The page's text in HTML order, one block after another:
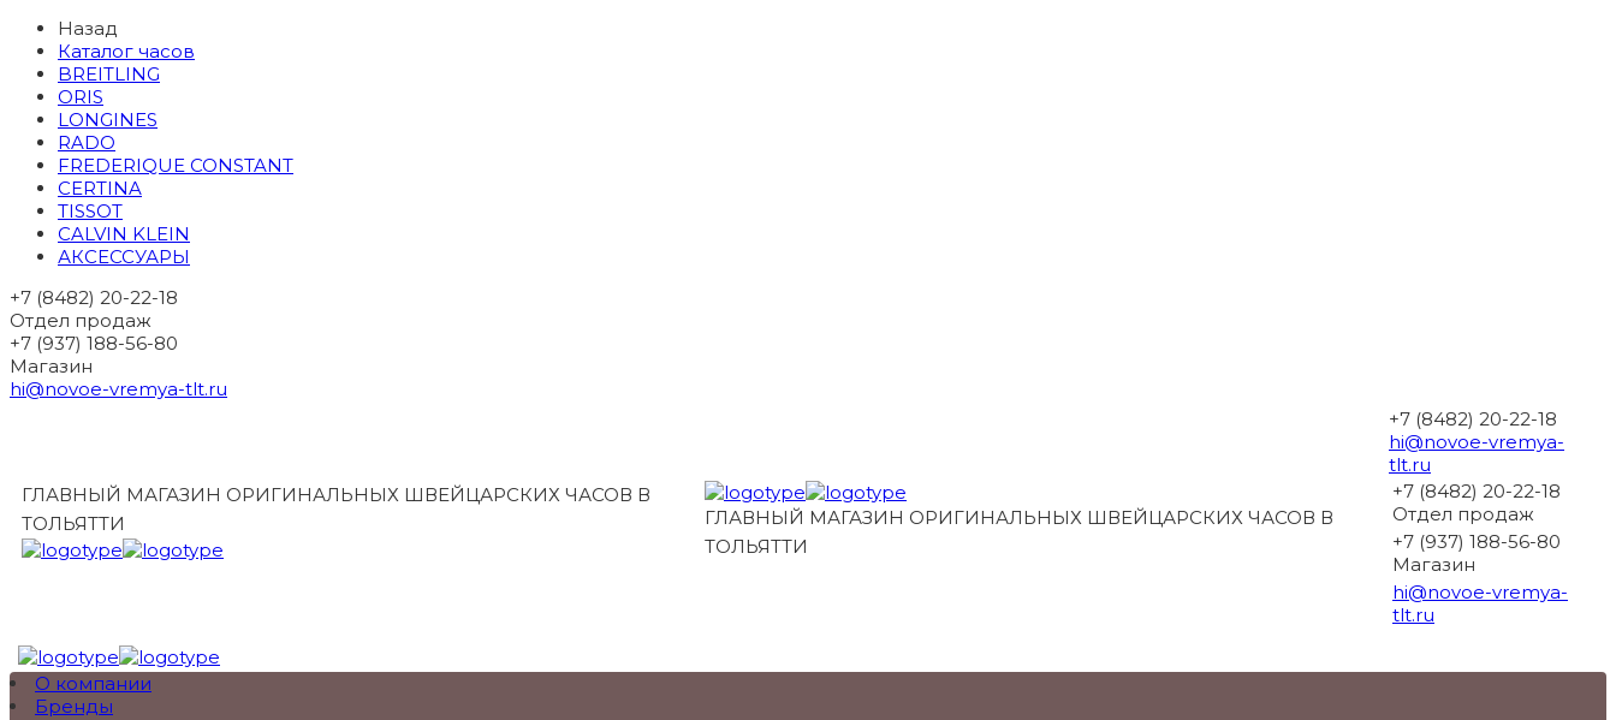
Назад
Каталог часов
BREITLING
ORIS
LONGINES
RADO
FREDERIQUE CONSTANT
CERTINA
TISSOT
CALVIN KLEIN
АКСЕССУАРЫ
+7 (8482) 20-22-18
Отдел продаж
+7 (937) 188-56-80
Магазин
hi@novoe-vremya-tlt.ru
ГЛАВНЫЙ МАГАЗИН ОРИГИНАЛЬНЫХ ШВЕЙЦАРСКИХ ЧАСОВ В
ТОЛЬЯТТИ
ГЛАВНЫЙ МАГАЗИН ОРИГИНАЛЬНЫХ ШВЕЙЦАРСКИХ ЧАСОВ В
ТОЛЬЯТТИ
+7 (8482) 20-22-18
hi@novoe-vremya-
tlt.ru
+7 (8482) 20-22-18
Отдел продаж
+7 (937) 188-56-80
Магазин
hi@novoe-vremya-
tlt.ru
О компании
Бренды